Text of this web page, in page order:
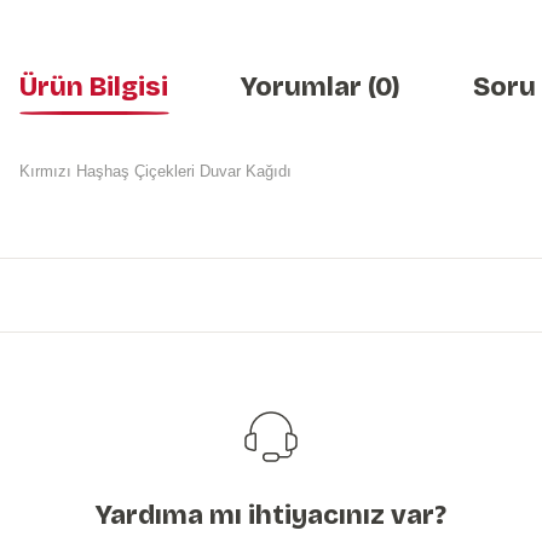
Ürün Bilgisi Yorumlar (0) Soru
Kırmızı Haşhaş Çiçekleri Duvar Kağıdı
Bu ürüne benzer farklı alternatifler olmalı.
Yardıma mı ihtiyacınız var?